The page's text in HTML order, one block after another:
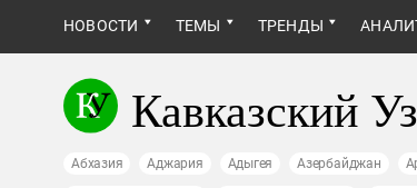
НОВОСТИ ТЕМЫ ТРЕНДЫ
Кавказский
Абхазия Аджария Адыгея Азербайджан